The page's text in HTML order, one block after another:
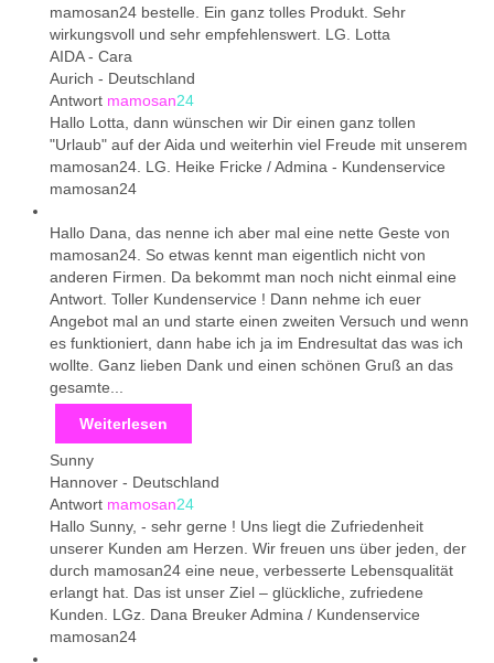
mamosan24 bestelle. Ein ganz tolles Produkt. Sehr
wirkungsvoll und sehr empfehlenswert. LG. Lotta
AIDA - Cara
Aurich - Deutschland
Antwort mamosan24
Hallo Lotta, dann wünschen wir Dir einen ganz tollen
"Urlaub" auf der Aida und weiterhin viel Freude mit unserem
mamosan24. LG. Heike Fricke / Admina - Kundenservice
mamosan24
Hallo Dana, das nenne ich aber mal eine nette Geste von
mamosan24. So etwas kennt man eigentlich nicht von
anderen Firmen. Da bekommt man noch nicht einmal eine
Antwort. Toller Kundenservice ! Dann nehme ich euer
Angebot mal an und starte einen zweiten Versuch und wenn
es funktioniert, dann habe ich ja im Endresultat das was ich
wollte. Ganz lieben Dank und einen schönen Gruß an das
gesamte...
Weiterlesen
Sunny
Hannover - Deutschland
Antwort mamosan24
Hallo Sunny, - sehr gerne ! Uns liegt die Zufriedenheit
unserer Kunden am Herzen. Wir freuen uns über jeden, der
durch mamosan24 eine neue, verbesserte Lebensqualität
erlangt hat. Das ist unser Ziel – glückliche, zufriedene
Kunden. LGz. Dana Breuker Admina / Kundenservice
mamosan24